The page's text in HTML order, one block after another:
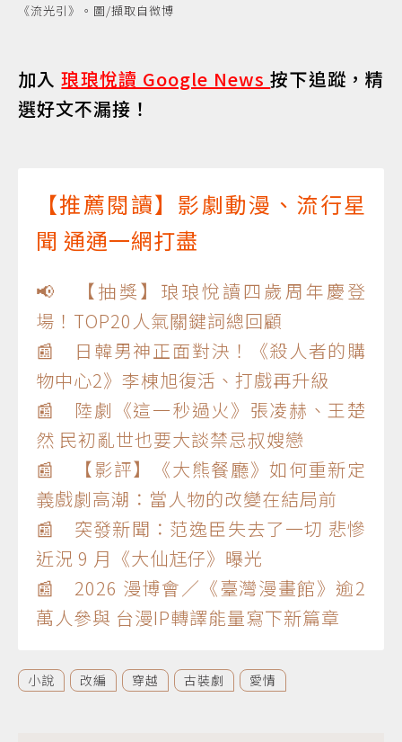
《流光引》。圖/擷取自微博
加入琅琅悅讀 Google News按下追蹤，精
選好文不漏接！
【推薦閱讀】影劇動漫、流行星
聞 通通一網打盡
📢 【抽獎】琅琅悅讀四歲周年慶登
場！TOP20人氣關鍵詞總回顧
📰 日韓男神正面對決！《殺人者的購
物中心2》李棟旭復活、打戲再升級
📰 陸劇《這一秒過火》張凌赫、王楚
然 民初亂世也要大談禁忌叔嫂戀
📰 【影評】《大熊餐廳》如何重新定
義戲劇高潮：當人物的改變在結局前
📰 突發新聞：范逸臣失去了一切 悲慘
近況 9 月《大仙尪仔》曝光
📰 2026 漫博會／《臺灣漫畫館》逾2
萬人參與 台漫IP轉譯能量寫下新篇章
小說 改編 穿越 古裝劇 愛情